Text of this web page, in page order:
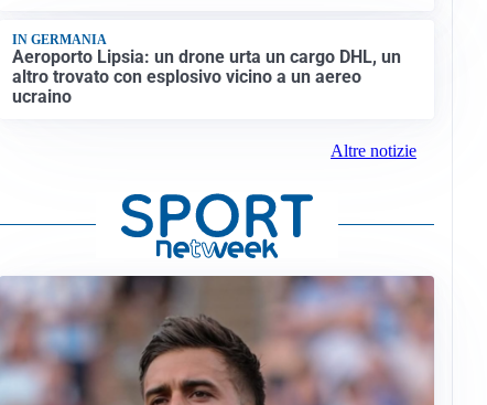
IN GERMANIA
Aeroporto Lipsia: un drone urta un cargo DHL, un
altro trovato con esplosivo vicino a un aereo
ucraino
Altre notizie